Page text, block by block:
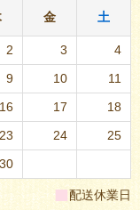
金 土
2 3
4
9 10
11
16 17
18
23 24
25
30
■配送休業日